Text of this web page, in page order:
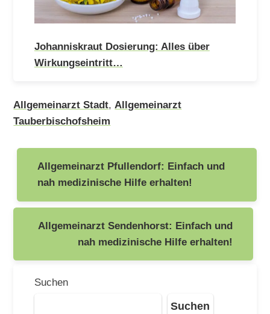
Johanniskraut Dosierung: Alles über
Wirkungseintritt…
Allgemeinarzt Stadt, Allgemeinarzt
Tauberbischofsheim
Beitragsnavigation
Allgemeinarzt Pfullendorf: Einfach und
nah medizinische Hilfe erhalten!
Allgemeinarzt Sendenhorst: Einfach und
nah medizinische Hilfe erhalten!
Suchen
Suchen